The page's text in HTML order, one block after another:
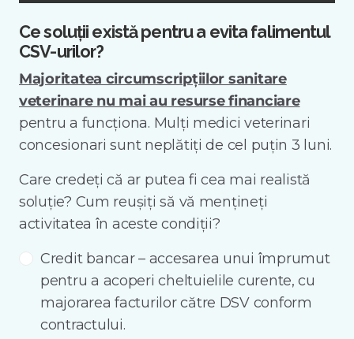
Ce soluții există pentru a evita falimentul
CSV-urilor?
Majoritatea circumscripțiilor sanitare
veterinare nu mai au resurse financiare
pentru a funcționa. Mulți medici veterinari
concesionari sunt neplătiți de cel puțin 3 luni.
Care credeți că ar putea fi cea mai realistă
soluție? Cum reușiți să vă mențineți
activitatea în aceste condiții?
Credit bancar – accesarea unui împrumut
pentru a acoperi cheltuielile curente, cu
majorarea facturilor către DSV conform
contractului.